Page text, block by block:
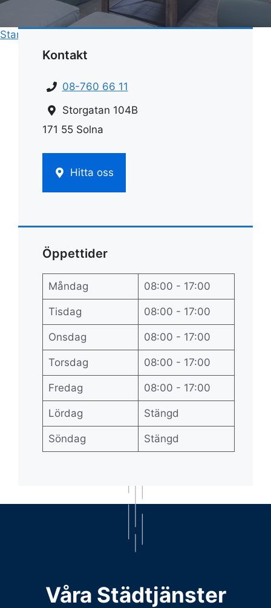
Start
Kontakt
08-760 66 11
Storgatan 104B
171 55 Solna
Hitta oss
Öppettider
Måndag 08:00 - 17:00
Tisdag 08:00 - 17:00
Onsdag 08:00 - 17:00
Torsdag 08:00 - 17:00
Fredag 08:00 - 17:00
Lördag Stängd
Söndag Stängd
Våra Städtjänster